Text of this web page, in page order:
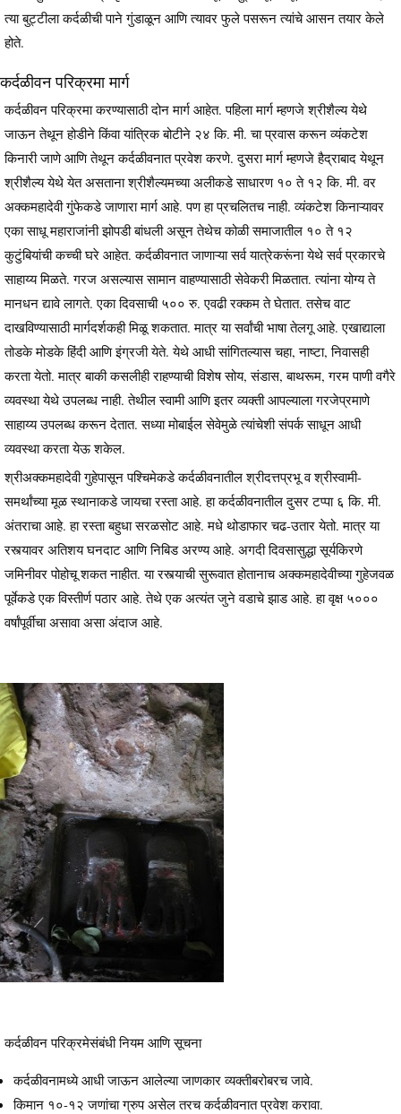
त्या बुट्टीला कर्दळीची पाने गुंडाळून आणि त्यावर फुले पसरून त्यांचे आसन तयार केले
होते.
कर्दळीवन परिक्रमा मार्ग
कर्दळीवन परिक्रमा करण्यासाठी दोन मार्ग आहेत. पहिला मार्ग म्हणजे श्रीशैल्य येथे
जाऊन तेथून होडीने किंवा यांत्रिक बोटीने २४ कि. मी. चा प्रवास करून व्यंकटेश
किनारी जाणे आणि तेथून कर्दळीवनात प्रवेश करणे. दुसरा मार्ग म्हणजे हैद्राबाद येथून
श्रीशैल्य येथे येत असताना श्रीशैल्यमच्या अलीकडे साधारण १० ते १२ कि. मी. वर
अक्कमहादेवी गुंफेकडे जाणारा मार्ग आहे. पण हा प्रचलितच नाही. व्यंकटेश किनाऱ्यावर
एका साधू महाराजांनी झोपडी बांधली असून तेथेच कोळी समाजातील १० ते १२
कुटुंबियांची कच्ची घरे आहेत. कर्दळीवनात जाणाऱ्या सर्व यात्रेकरूंना येथे सर्व प्रकारचे
साहाय्य मिळते. गरज असल्यास सामान वाहण्यासाठी सेवेकरी मिळतात. त्यांना योग्य ते
मानधन द्यावे लागते. एका दिवसाची ५०० रु. एवढी रक्कम ते घेतात. तसेच वाट
दाखविण्यासाठी मार्गदर्शकही मिळू शकतात. मात्र या सर्वांची भाषा तेलगू आहे. एखाद्याला
तोडके मोडके हिंदी आणि इंग्रजी येते. येथे आधी सांगितल्यास चहा, नाष्टा, निवासही
करता येतो. मात्र बाकी कसलीही राहण्याची विशेष सोय, संडास, बाथरूम, गरम पाणी वगैरे
व्यवस्था येथे उपलब्ध नाही. तेथील स्वामी आणि इतर व्यक्ती आपल्याला गरजेप्रमाणे
साहाय्य उपलब्ध करून देतात. सध्या मोबाईल सेवेमुळे त्यांचेशी संपर्क साधून आधी
व्यवस्था करता येऊ शकेल.
श्रीअक्कमहादेवी गुहेपासून पश्चिमेकडे कर्दळीवनातील श्रीदत्तप्रभू व श्रीस्वामी-
समर्थांच्या मूळ स्थानाकडे जायचा रस्ता आहे. हा कर्दळीवनातील दुसर टप्पा ६ कि. मी.
अंतराचा आहे. हा रस्ता बहुधा सरळसोट आहे. मधे थोडाफार चढ-उतार येतो. मात्र या
रस्त्यावर अतिशय घनदाट आणि निबिड अरण्य आहे. अगदी दिवसासुद्धा सूर्यकिरणे
जमिनीवर पोहोचू शकत नाहीत. या रस्त्याची सुरूवात होतानाच अक्कमहादेवीच्या गुहेजवळ
पूर्वेकडे एक विस्तीर्ण पठार आहे. तेथे एक अत्यंत जुने वडाचे झाड आहे. हा वृक्ष ५०००
वर्षांपूर्वीचा असावा असा अंदाज आहे.
कर्दळीवन परिक्रमेसंबंधी नियम आणि सूचना
कर्दळीवनामध्ये आधी जाऊन आलेल्या जाणकार व्यक्तीबरोबरच जावे.
किमान १०-१२ जणांचा ग्रुप असेल तरच कर्दळीवनात प्रवेश करावा.